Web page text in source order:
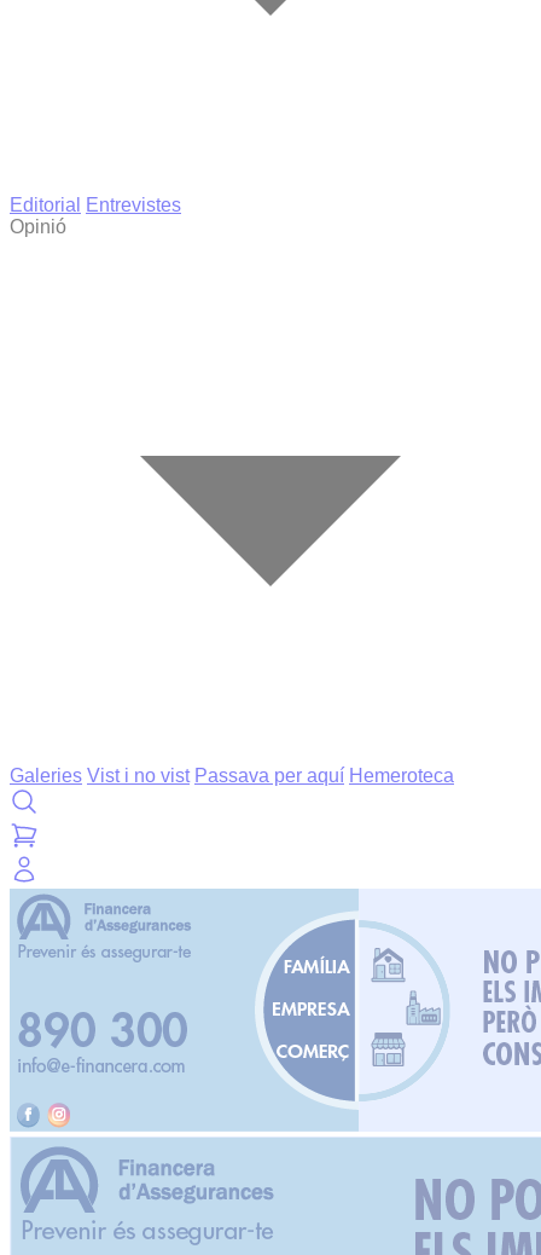
Editorial
Entrevistes
Opinió
Galeries Vist i no vist Passava per aquí Hemeroteca